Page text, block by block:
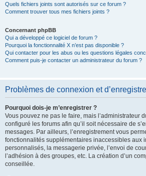
Quels fichiers joints sont autorisés sur ce forum ?
Comment trouver tous mes fichiers joints ?
Concernant phpBB
Qui a développé ce logiciel de forum ?
Pourquoi la fonctionnalité X n’est pas disponible ?
Qui contacter pour les abus ou les questions légales
Comment puis-je contacter un administrateur du forum ?
Problèmes de connexion et
Pourquoi dois-je m’enregistrer ?
Vous pouvez ne pas le faire, mais l’administrateur
configuré les forums afin qu’il soit nécessaire de
messages. Par ailleurs, l’enregistrement vous
fonctionnalités supplémentaires inaccessibles aux
personnalisés, la messagerie privée, l’envoi de
l’adhésion à des groupes, etc. La création d’un
conseillée.